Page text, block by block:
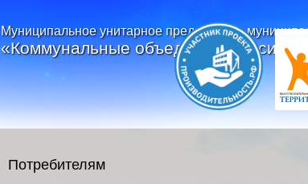
Муниципальное унитарное предприятие
«Коммунальные объединенные
Потребителям